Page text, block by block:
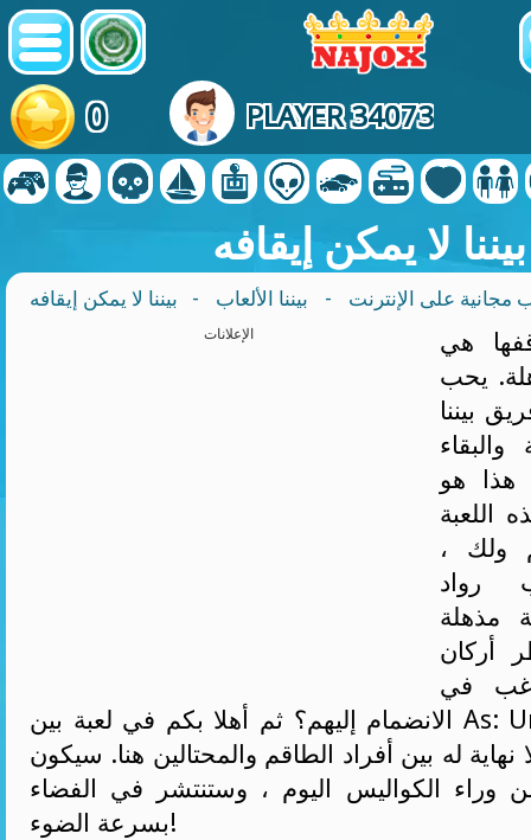
0 PLAYER 34073
بيننا لا يمكن إيقافه
مجانية على الإنترنت - بيننا الألعاب - بيننا لا يمكن إيقافه
الإعلانات
هي
يحب
بيننا
والبقاء
هذا هو
اللعبة
ولك ،
رواد
مذهلة
أركان
في
الانضمام إليهم؟ ثم أهلا بكم في لعبة بين As: Unstoppable! لن
له بين أفراد الطاقم والمحتالين هنا. سيكون
وراء الكواليس اليوم ، وستنتشر في الفضاء
بسرعة الضوء!